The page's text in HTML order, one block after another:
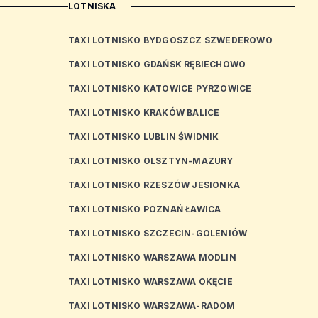
LOTNISKA
TAXI LOTNISKO BYDGOSZCZ SZWEDEROWO
TAXI LOTNISKO GDAŃSK RĘBIECHOWO
TAXI LOTNISKO KATOWICE PYRZOWICE
TAXI LOTNISKO KRAKÓW BALICE
TAXI LOTNISKO LUBLIN ŚWIDNIK
TAXI LOTNISKO OLSZTYN-MAZURY
TAXI LOTNISKO RZESZÓW JESIONKA
TAXI LOTNISKO POZNAŃ ŁAWICA
TAXI LOTNISKO SZCZECIN-GOLENIÓW
TAXI LOTNISKO WARSZAWA MODLIN
TAXI LOTNISKO WARSZAWA OKĘCIE
TAXI LOTNISKO WARSZAWA-RADOM